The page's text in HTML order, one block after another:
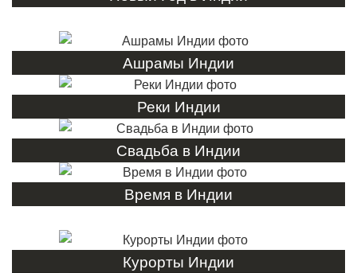
Ашрамы Индии
Реки Индии
Свадьба в Индии
Время в Индии
Курорты Индии